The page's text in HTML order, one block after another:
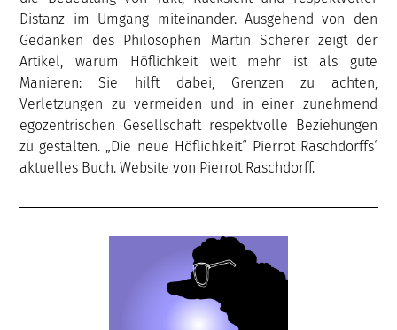
Distanz im Umgang miteinander. Ausgehend von den
Gedanken des Philosophen Martin Scherer zeigt der
Artikel, warum Höflichkeit weit mehr ist als gute
Manieren: Sie hilft dabei, Grenzen zu achten,
Verletzungen zu vermeiden und in einer zunehmend
egozentrischen Gesellschaft respektvolle Beziehungen
zu gestalten. „Die neue Höflichkeit“ Pierrot Raschdorffs‘
aktuelles Buch. Website von Pierrot Raschdorff.